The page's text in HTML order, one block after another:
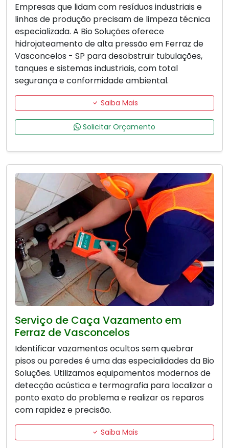
Empresas que lidam com resíduos industriais e
linhas de produção precisam de limpeza técnica
especializada. A Bio Soluções oferece
hidrojateamento de alta pressão em Ferraz de
Vasconcelos - SP para desobstruir tubulações,
tanques e sistemas industriais, com total
segurança e conformidade ambiental.
Saiba Mais
Solicitar Orçamento
Serviço de Caça Vazamento em
Ferraz de Vasconcelos
Identificar vazamentos ocultos sem quebrar
pisos ou paredes é uma das especialidades da Bio
Soluções. Utilizamos equipamentos modernos de
detecção acústica e termografia para localizar o
ponto exato do problema e realizar os reparos
com rapidez e precisão.
Saiba Mais